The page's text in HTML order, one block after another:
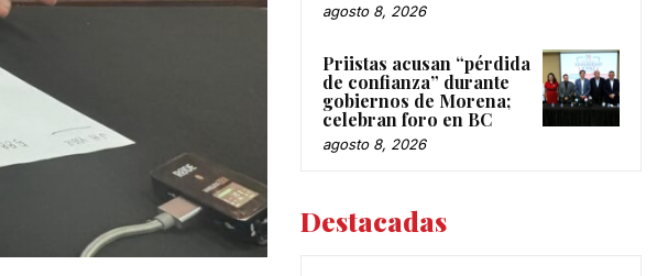
agosto 8, 2026
Priistas acusan “pérdida
de confianza” durante
gobiernos de Morena;
celebran foro en BC
agosto 8, 2026
Destacadas